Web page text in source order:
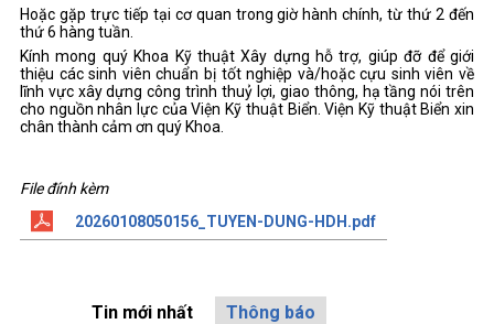
Hoặc gặp trực tiếp tại cơ quan trong giờ hành chính, từ thứ 2 đến
thứ 6 hàng tuần.
Kính mong quý Khoa Kỹ thuật Xây dựng hỗ trợ, giúp đỡ để giới
thiệu các sinh viên chuẩn bị tốt nghiệp và/hoặc cựu sinh viên về
lĩnh vực xây dựng công trình thuỷ lợi, giao thông, hạ tầng nói trên
cho nguồn nhân lực của Viện Kỹ thuật Biển. Viện Kỹ thuật Biển xin
chân thành cảm ơn quý Khoa.
File đính kèm
20260108050156_TUYEN-DUNG-HDH.pdf
Tin mới nhất Thông báo